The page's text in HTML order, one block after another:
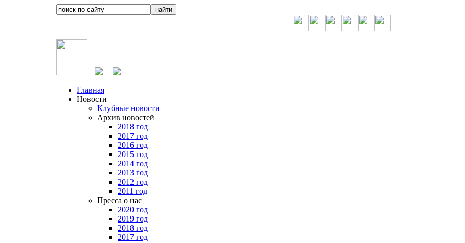
Главная
Новости
Клубные новости
Архив новостей
2018 год
2017 год
2016 год
2015 год
2014 год
2013 год
2012 год
2011 год
Пресса о нас
2020 год
2019 год
2018 год
2017 год